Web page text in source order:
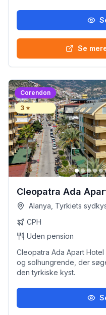
Se
Corendon
3 ⭐
Cleopatra Ada
Alanya, Tyrkiets
CPH
Uden pension
Cleopatra Ada Apart
og solhungrende, der
den tyrkiske kyst.